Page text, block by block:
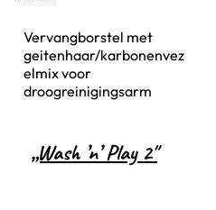
Vervangborstel met
geitenhaar/karbonenvez
elmix voor
droogreinigingsarm
„Wash ’n’ Play 2″